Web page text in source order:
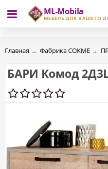
ML-Mobila
МЕБЕЛЬ ДЛЯ ВАШЕГО
RU RO
Главная → Фабрика СОКМЕ →
БАРИ Комод